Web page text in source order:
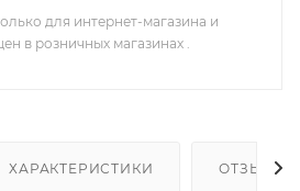
для интернет-магазина и
в розничных магазинах .
ХАРАКТЕРИСТИКИ ОТЗЫВЫ